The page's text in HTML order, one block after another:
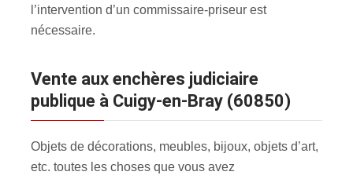
l’intervention d’un commissaire-priseur est
nécessaire.
Vente aux enchères judiciaire
publique à Cuigy-en-Bray (60850)
Objets de décorations, meubles, bijoux, objets d’art,
etc. toutes les choses que vous avez